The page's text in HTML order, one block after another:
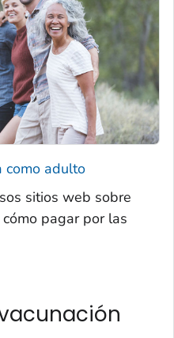
como adulto
sitios web sobre
pagar por las